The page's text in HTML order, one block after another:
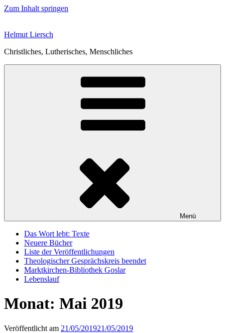
Zum Inhalt springen
Helmut Liersch
Christliches, Lutherisches, Menschliches
Menü
Das Wort lebt: Texte
Neuere Bücher
Liste der Veröffentlichungen
Theologischer Gesprächskreis beendet
Marktkirchen-Bibliothek Goslar
Lebenslauf
Monat: Mai 2019
Veröffentlicht am 21/05/201921/05/2019